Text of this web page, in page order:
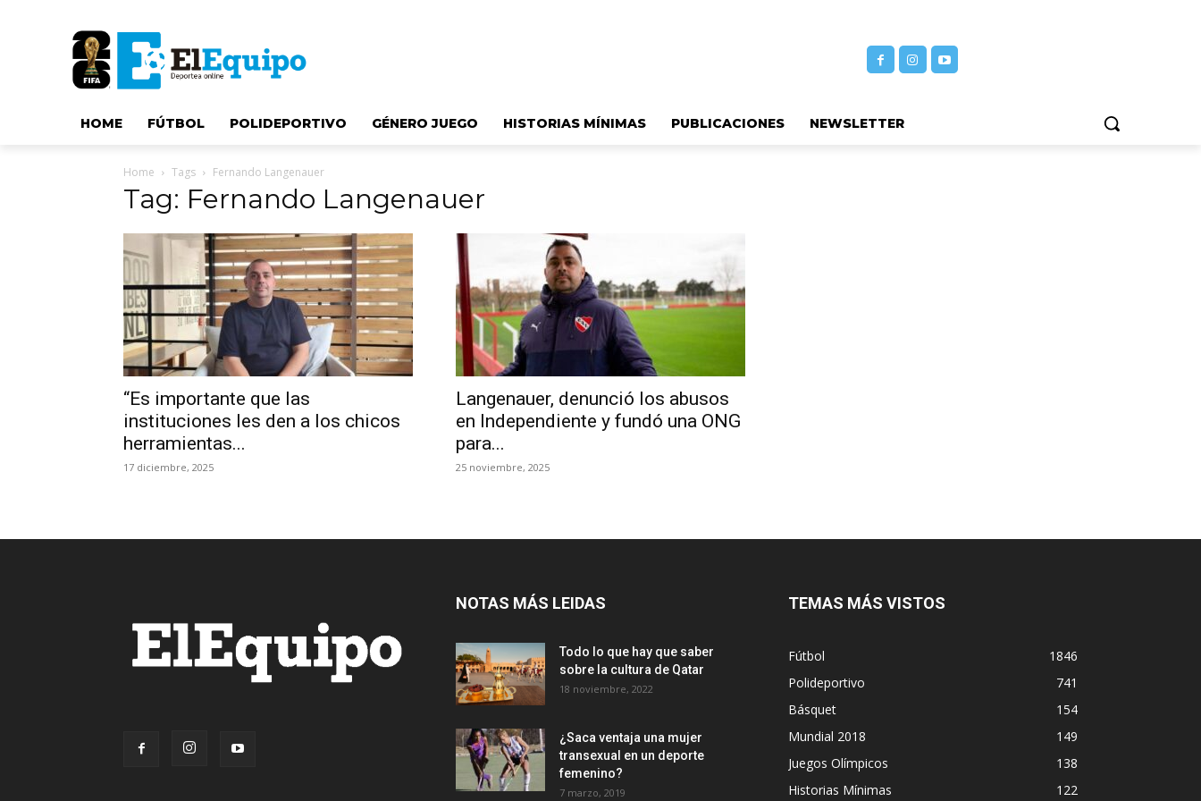
HOME FÚTBOL POLIDEPORTIVO GÉNERO JUEGO HISTORIAS MÍNIMAS PUBLICACIONES NEWSLETTER
Home Tags Fernando Langenauer
Tag: Fernando Langenauer
“Es importante que las
instituciones les den a los chicos
herramientas...
17 diciembre, 2025
Langenauer, denunció los abusos
en Independiente y fundó una ONG
para...
25 noviembre, 2025
NOTAS MÁS LEIDAS
Todo lo que hay que saber
sobre la cultura de Qatar
18 noviembre, 2022
¿Saca ventaja una mujer
transexual en un deporte
femenino?
7 marzo, 2019
TEMAS MÁS VISTOS
Fútbol
1846
Polideportivo
741
Básquet
154
Mundial 2018
149
Juegos Olímpicos
138
Historias Mínimas
122